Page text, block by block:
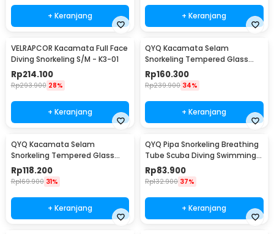
+ Keranjang + Keranjang
VELRAPCOR Kacamata Full Face
Diving Snorkeling S/M - K3-01
Rp214.100
Rp293.900 28%
+ Keranjang
QYQ Kacamata Selam
Snorkeling Tempered Glass
Anti Fog Diving Mask - 308
Rp160.300
Rp239.900 34%
+ Keranjang
QYQ Kacamata Selam
Snorkeling Tempered Glass
Anti Fog Diving Mask - 180
Rp118.200
Rp169.900 31%
+ Keranjang
QYQ Pipa Snorkeling Breathing
Tube Scuba Diving Swimming
Leakproof - Q398
Rp83.900
Rp132.900 37%
+ Keranjang